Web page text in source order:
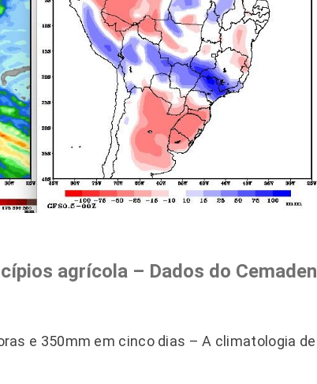
agrícola – Dados do Cemaden
e 350mm em cinco dias – A climatologia de